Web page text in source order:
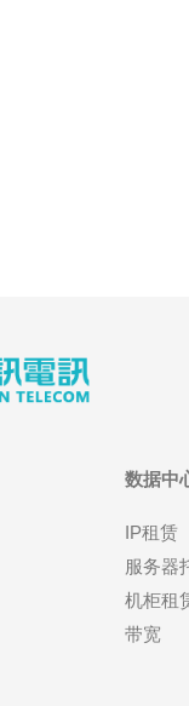
数据中
IP租赁
服务器
机柜租
带宽